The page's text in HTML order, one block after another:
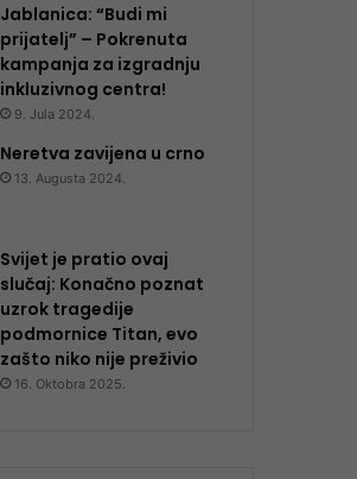
Jablanica: “Budi mi
prijatelj” – Pokrenuta
kampanja za izgradnju
inkluzivnog centra!
9. Jula 2024.
Neretva zavijena u crno
13. Augusta 2024.
Svijet je pratio ovaj
slučaj: Konačno poznat
uzrok tragedije
podmornice Titan, evo
zašto niko nije preživio
16. Oktobra 2025.